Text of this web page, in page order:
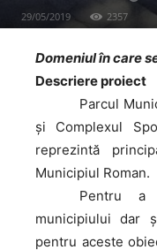
29/05/2019 2357
Domeniul în care
Descriere proiect
Parcul
și Complexul
reprezintă
Municipiul Roman.
Pentru a
municipiului dar
pentru aceste